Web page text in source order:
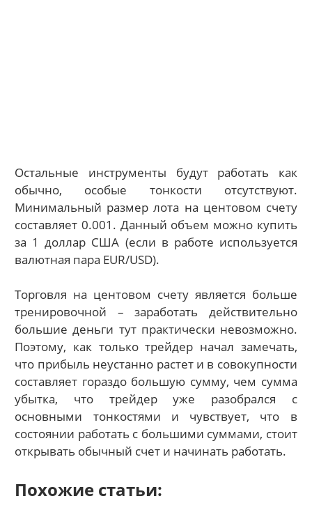
Остальные инструменты будут работать как
обычно, особые тонкости отсутствуют.
Минимальный размер лота на центовом счету
составляет 0.001. Данный объем можно купить
за 1 доллар США (если в работе используется
валютная пара EUR/USD).
Торговля на центовом счету является больше
тренировочной – заработать действительно
большие деньги тут практически невозможно.
Поэтому, как только трейдер начал замечать,
что прибыль неустанно растет и в совокупности
составляет гораздо большую сумму, чем сумма
убытка, что трейдер уже разобрался с
основными тонкостями и чувствует, что в
состоянии работать с большими суммами, стоит
открывать обычный счет и начинать работать.
Похожие статьи: